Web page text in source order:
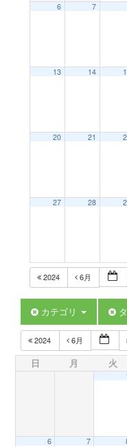
6 7
13 14
20 21
27 28
2024 6月
カテゴリ
2024 6月
日 月 火
6 7